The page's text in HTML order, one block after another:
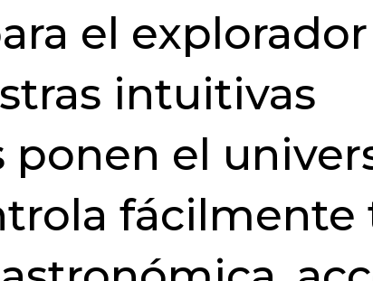
el explorador
intuitivas
ponen el
fácilmente